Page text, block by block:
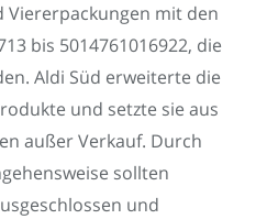
Viererpackungen mit den
bis 5014761016922, die
Aldi Süd erweiterte die
und setzte sie aus
außer Verkauf. Durch
sollten
und